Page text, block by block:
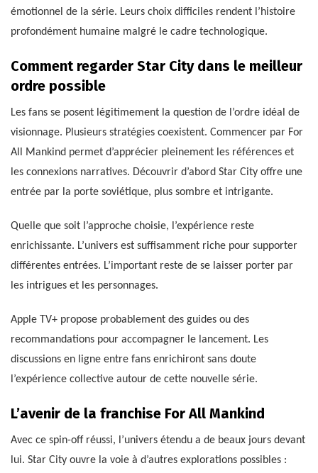
émotionnel de la série. Leurs choix difficiles rendent l’histoire
profondément humaine malgré le cadre technologique.
Comment regarder Star City dans le meilleur
ordre possible
Les fans se posent légitimement la question de l’ordre idéal de
visionnage. Plusieurs stratégies coexistent. Commencer par For
All Mankind permet d’apprécier pleinement les références et
les connexions narratives. Découvrir d’abord Star City offre une
entrée par la porte soviétique, plus sombre et intrigante.
Quelle que soit l’approche choisie, l’expérience reste
enrichissante. L’univers est suffisamment riche pour supporter
différentes entrées. L’important reste de se laisser porter par
les intrigues et les personnages.
Apple TV+ propose probablement des guides ou des
recommandations pour accompagner le lancement. Les
discussions en ligne entre fans enrichiront sans doute
l’expérience collective autour de cette nouvelle série.
L’avenir de la franchise For All Mankind
Avec ce spin-off réussi, l’univers étendu a de beaux jours devant
lui. Star City ouvre la voie à d’autres explorations possibles :